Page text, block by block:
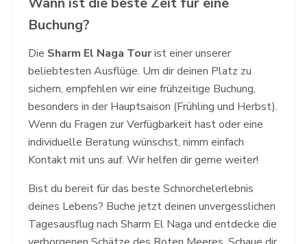
Buchung?
Die Sharm El Naga Tourist einer unserer
beliebtesten Ausflüge. Um dir deinen Platz zu
sichern, empfehlen wir eine frühzeitige Buchung,
besonders in der Hauptsaison (Frühling und Herbst).
Wenn du Fragen zur Verfügbarkeit hast oder eine
individuelle Beratung wünschst, nimm einfach
Kontaktmit uns auf. Wir helfen dir gerne weiter!
Bist du bereit für das beste Schnorchelerlebnis
deines Lebens? Buche jetzt deinen unvergesslichen
Tagesausflug nach Sharm El Naga und entdecke die